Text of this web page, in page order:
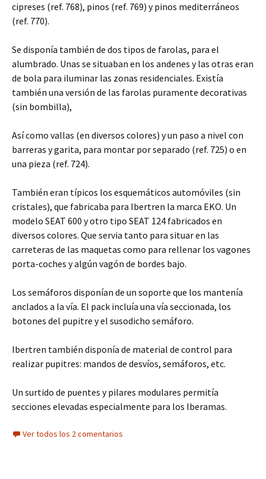
cipreses (ref. 768), pinos (ref. 769) y pinos mediterráneos
(ref. 770).
Se disponía también de dos tipos de farolas, para el
alumbrado. Unas se situaban en los andenes y las otras eran
de bola para iluminar las zonas residenciales. Existía
también una versión de las farolas puramente decorativas
(sin bombilla),
Así como vallas (en diversos colores) y un paso a nivel con
barreras y garita, para montar por separado (ref. 725) o en
una pieza (ref. 724).
También eran típicos los esquemáticos automóviles (sin
cristales), que fabricaba para Ibertren la marca EKO. Un
modelo SEAT 600 y otro tipo SEAT 124 fabricados en
diversos colores. Que servia tanto para situar en las
carreteras de las maquetas como para rellenar los vagones
porta-coches y algún vagón de bordes bajo.
Los semáforos disponían de un soporte que los mantenía
anclados a la vía. El pack incluía una vía seccionada, los
botones del pupitre y el susodicho semáforo.
Ibertren también disponía de material de control para
realizar pupitres: mandos de desvíos, semáforos, etc.
Un surtido de puentes y pilares modulares permitía
secciones elevadas especialmente para los Iberamas.
Ver todos los 2 comentarios